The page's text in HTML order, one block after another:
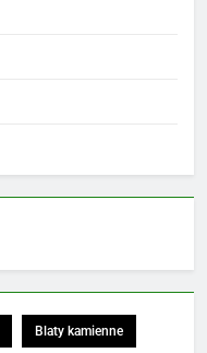
Blaty kamienne